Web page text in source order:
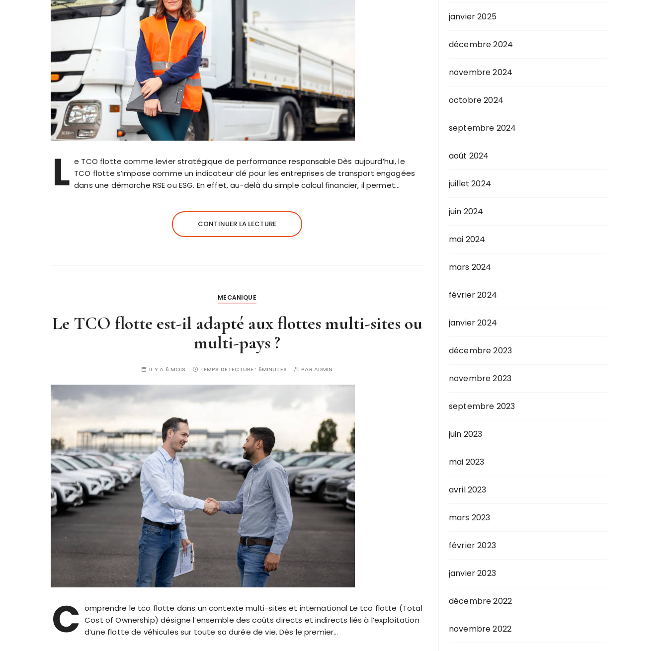
L e TCO flotte comme levier stratégique de performance responsable Dès aujourd’hui, le
TCO flotte s’impose comme un indicateur clé pour les entreprises de transport engagées
dans une démarche RSE ou ESG. En effet, au-delà du simple calcul financier, il permet…
CONTINUER LA LECTURE
MECANIQUE
Le TCO flotte est-il adapté aux flottes multi-sites ou
multi-pays ?
IL Y A 6 MOIS TEMPS DE LECTURE : 6MINUTES PAR ADMIN
C omprendre le tco flotte dans un contexte multi-sites et international Le tco flotte (Total
Cost of Ownership) désigne l’ensemble des coûts directs et indirects liés à l’exploitation
d’une flotte de véhicules sur toute sa durée de vie. Dès le premier…
janvier 2025
décembre 2024
novembre 2024
octobre 2024
septembre 2024
août 2024
juillet 2024
juin 2024
mai 2024
mars 2024
février 2024
janvier 2024
décembre 2023
novembre 2023
septembre 2023
juin 2023
mai 2023
avril 2023
mars 2023
février 2023
janvier 2023
décembre 2022
novembre 2022